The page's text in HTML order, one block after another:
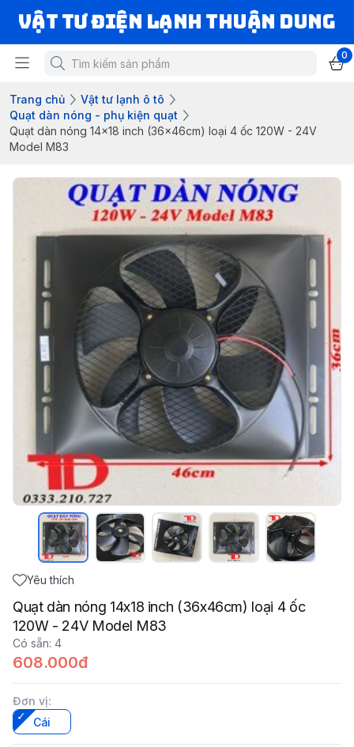
VẬT TƯ ĐIỆN LẠNH THUẬN DUNG
0
Trang chủ
Vật tư lạnh ô tô
Quạt dàn nóng - phụ kiện quạt
Quạt dàn nóng 14x18 inch (36x46cm) loại 4 ốc 120W - 24V
Model M83
Yêu thích
Quạt dàn nóng 14x18 inch (36x46cm) loại 4 ốc
120W - 24V Model M83
Có sẵn: 4
608.000đ
Đơn vị:
Cái